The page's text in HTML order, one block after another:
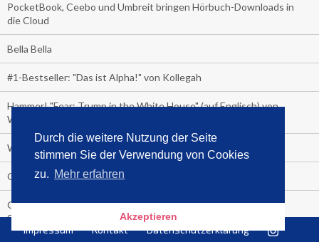
Durch die weitere Nutzung der Seite
stimmen Sie der Verwendung von Cookies
zu. Mehr erfahren
Akzeptieren
PocketBook, Ceebo und Umbreit bringen Hörbuch-Downloads in
die Cloud
Bella Bella
#1-Bestseller: "Das ist Alpha!" von Kollegah
Hammer! "Fear: Trump in the White House" (auf Englisch) von
Watergate-Urgestein
Wie alt sind die TV-Zuschauer
Geisterfahrer auf Überholspur
Gegen Einsamkeit: Single-Haushalte schauen täglich fast 6
Stunden TV
Impressum Kontakt Datenschutzerklärung